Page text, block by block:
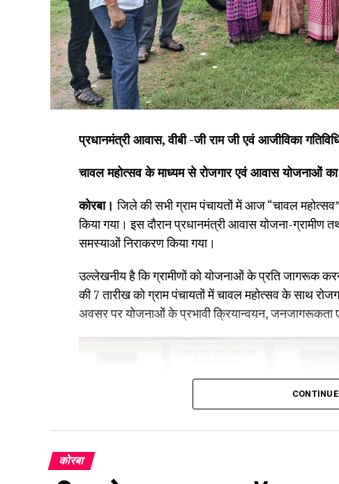
प्रधानमंत्री आवास, वीबी -जी राम जी एवं आजीविका
चावल महोत्सव के माध्यम से रोजगार एवं आवास योजनाओं का
कोरबा।जिले की सभी ग्राम पंचायतों में आज “चावल
किया गया। इस दौरान प्रधानमंत्री आवास योजना-ग्रामीण
समस्याओं निराकरण किया गया।
उल्लेखनीय है कि ग्रामीणों को योजनाओं के प्रति जागरूक
की 7 तारीख को ग्राम पंचायतों में चावल महोत्सव के साथ
अवसर पर योजनाओं के प्रभावी क्रियान्वयन, जनजागरूकता एवं
कोरबा